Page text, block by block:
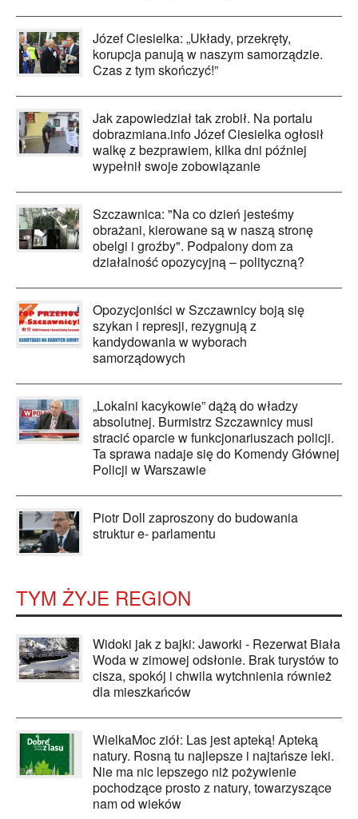
Józef Ciesielka: „Układy, przekręty,
korupcja panują w naszym samorządzie.
Czas z tym skończyć!”
Jak zapowiedział tak zrobił. Na portalu
dobrazmiana.info Józef Ciesielka ogłosił
walkę z bezprawiem, kilka dni później
wypełnił swoje zobowiązanie
Szczawnica: "Na co dzień jesteśmy
obrażani, kierowane są w naszą stronę
obelgi i groźby". Podpalony dom za
działalność opozycyjną – polityczną?
Opozycjoniści w Szczawnicy boją się
szykan i represji, rezygnują z
kandydowania w wyborach
samorządowych
„Lokalni kacykowie” dążą do władzy
absolutnej. Burmistrz Szczawnicy musi
stracić oparcie w funkcjonariuszach policji.
Ta sprawa nadaje się do Komendy Głównej
Policji w Warszawie
Piotr Doll zaproszony do budowania
struktur e- parlamentu
TYM ŻYJE REGION
Widoki jak z bajki: Jaworki - Rezerwat Biała
Woda w zimowej odsłonie. Brak turystów to
cisza, spokój i chwila wytchnienia również
dla mieszkańców
WielkaMoc ziół: Las jest apteką! Apteką
natury. Rosną tu najlepsze i najtańsze leki.
Nie ma nic lepszego niż pożywienie
pochodzące prosto z natury, towarzyszące
nam od wieków